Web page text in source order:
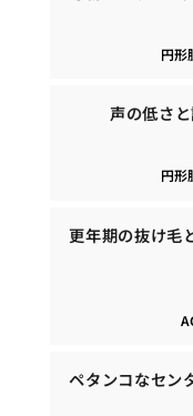
円形
声の低さ
円形
更年期の抜け毛
ペタンコなセン